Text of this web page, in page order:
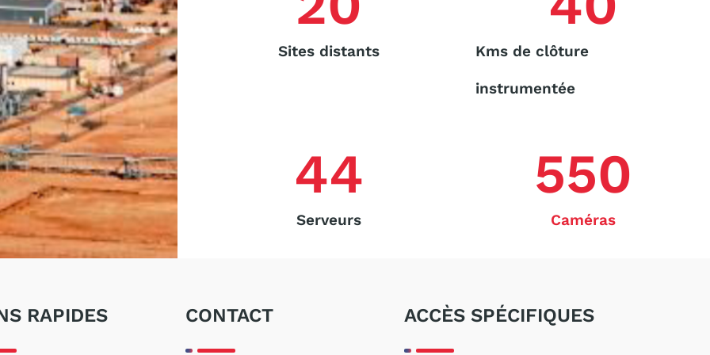
Sites distants Kms de clôture
instrumentée
Serveurs
44
Caméras
550
RAPIDES CONTACT ACCÈS SPÉCIFIQUES